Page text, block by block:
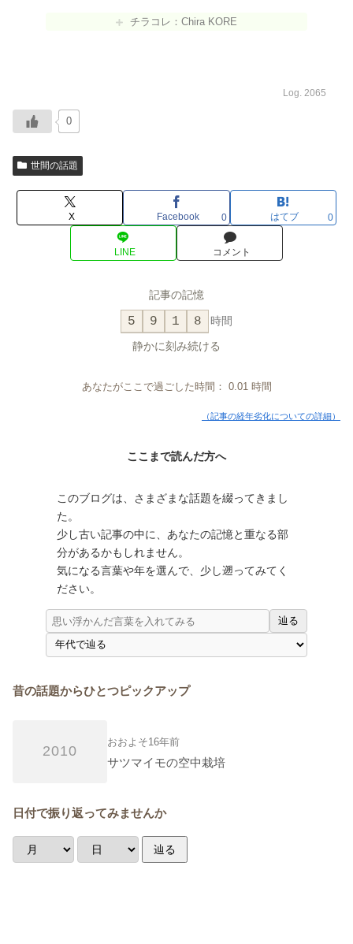
チラコレ：Chira KORE
Log. 2065
0
世間の話題
X Facebook 0 はてブ 0
LINE コメント
記事の記憶
5 9 1 8 時間
静かに刻み続ける
あなたがここで過ごした時間： 0.01時間
（記事の経年劣化についての詳細）
ここまで読んだ方へ
このブログは、さまざまな話題を綴ってきまし
た。
少し古い記事の中に、あなたの記憶と重なる部
分があるかもしれません。
気になる言葉や年を選んで、少し遡ってみてく
ださい。
辿る
昔の話題からひとつピックアップ
2010
おおよそ16年前
サツマイモの空中栽培
日付で振り返ってみませんか
辿る